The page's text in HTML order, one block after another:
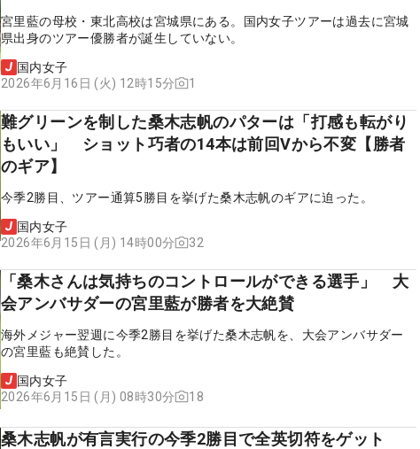
宮里藍の母校・東北高校は宮城県にある。国内女子ツアーは過去に宮城
県出身のツアー優勝者が誕生していない。
国内女子
2026年6月16日 (火) 12時15分
1
難グリーンを制した桑木志帆のパターは「打感も転がり
もいい」 ショット巧者の14本は前回Vから不変【勝者
のギア】
今季2勝目、ツアー通算5勝目を挙げた桑木志帆のギアに迫った。
国内女子
2026年6月15日 (月) 14時00分
32
「桑木さんは気持ちのコントロールができる選手」 大
会アンバサダーの宮里藍が勝者を大絶賛
海外メジャー翌週に今季2勝目を挙げた桑木志帆を、大会アンバサダー
の宮里藍も絶賛した。
国内女子
2026年6月15日 (月) 08時30分
18
桑木志帆が有言実行の今季2勝目で全英切符をゲット